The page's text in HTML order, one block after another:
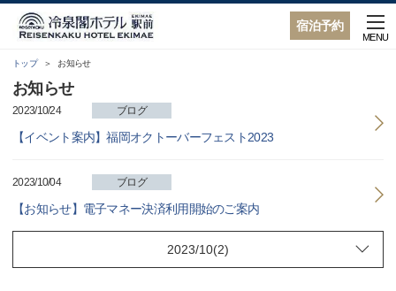
宿泊予約
MENU
トップ お知らせ
お知らせ
2023/10/24 ブログ
【イベント案内】福岡オクトーバーフェスト2023
2023/10/04 ブログ
【お知らせ】電子マネー決済利用開始のご案内